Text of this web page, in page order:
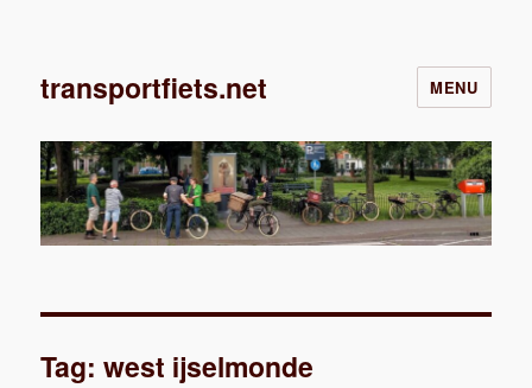
transportfiets.net MENU
Tag:west ijselmonde